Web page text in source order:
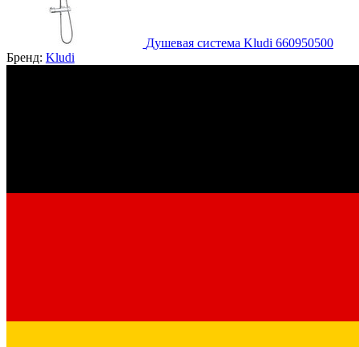
Душевая система Kludi 660950500
Бренд: Kludi